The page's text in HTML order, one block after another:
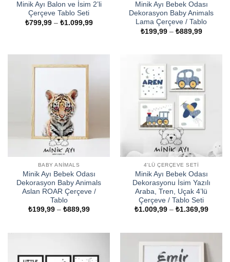
Minik Ayı Balon ve İsim 2’li
Çerçeve Tablo Seti
₺799,99 – ₺1.099,99Fiyat
Minik Ayı Bebek Odası
Dekorasyon Baby Animals
Lama Çerçeve / Tablo
₺199,99 – ₺889,99Fiyat
BABY ANIMALS
Minik Ayı Bebek Odası
Dekorasyon Baby Animals
Aslan ROAR Çerçeve /
Tablo
₺199,99 – ₺889,99Fiyat
4'LÜ ÇERÇEVE SETI
Minik Ayı Bebek Odası
Dekorasyonu İsim Yazılı
Araba, Tren, Uçak 4’lü
Çerçeve / Tablo Seti
₺1.009,99 – ₺1.369,99Fiyat